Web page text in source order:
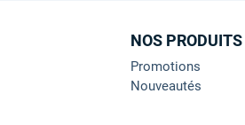
NOS PRODUITS
Promotions
Nouveautés